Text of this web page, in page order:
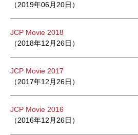
（2019年06月20日）
JCP Movie 2018
（2018年12月26日）
JCP Movie 2017
（2017年12月26日）
JCP Movie 2016
（2016年12月26日）